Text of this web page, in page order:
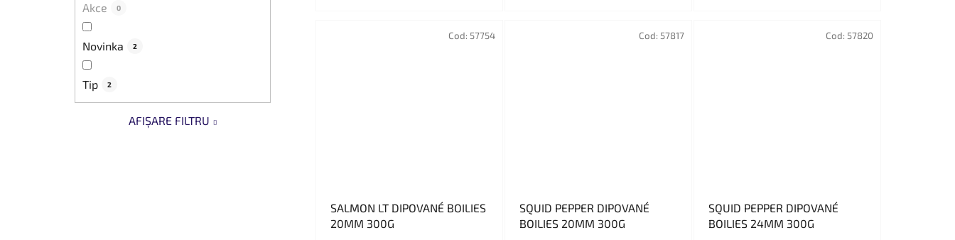
Akce 0
Novinka 2
Tip 2
AFIŞARE FILTRU
SALMON LT DIPOVANÉ BOILIES
20MM 300G
Cod: 57754
SQUID PEPPER DIPOVANÉ
BOILIES 20MM 300G
Cod: 57817
SQUID PEPPER DIPOVANÉ
BOILIES 24MM 300G
Cod: 57820